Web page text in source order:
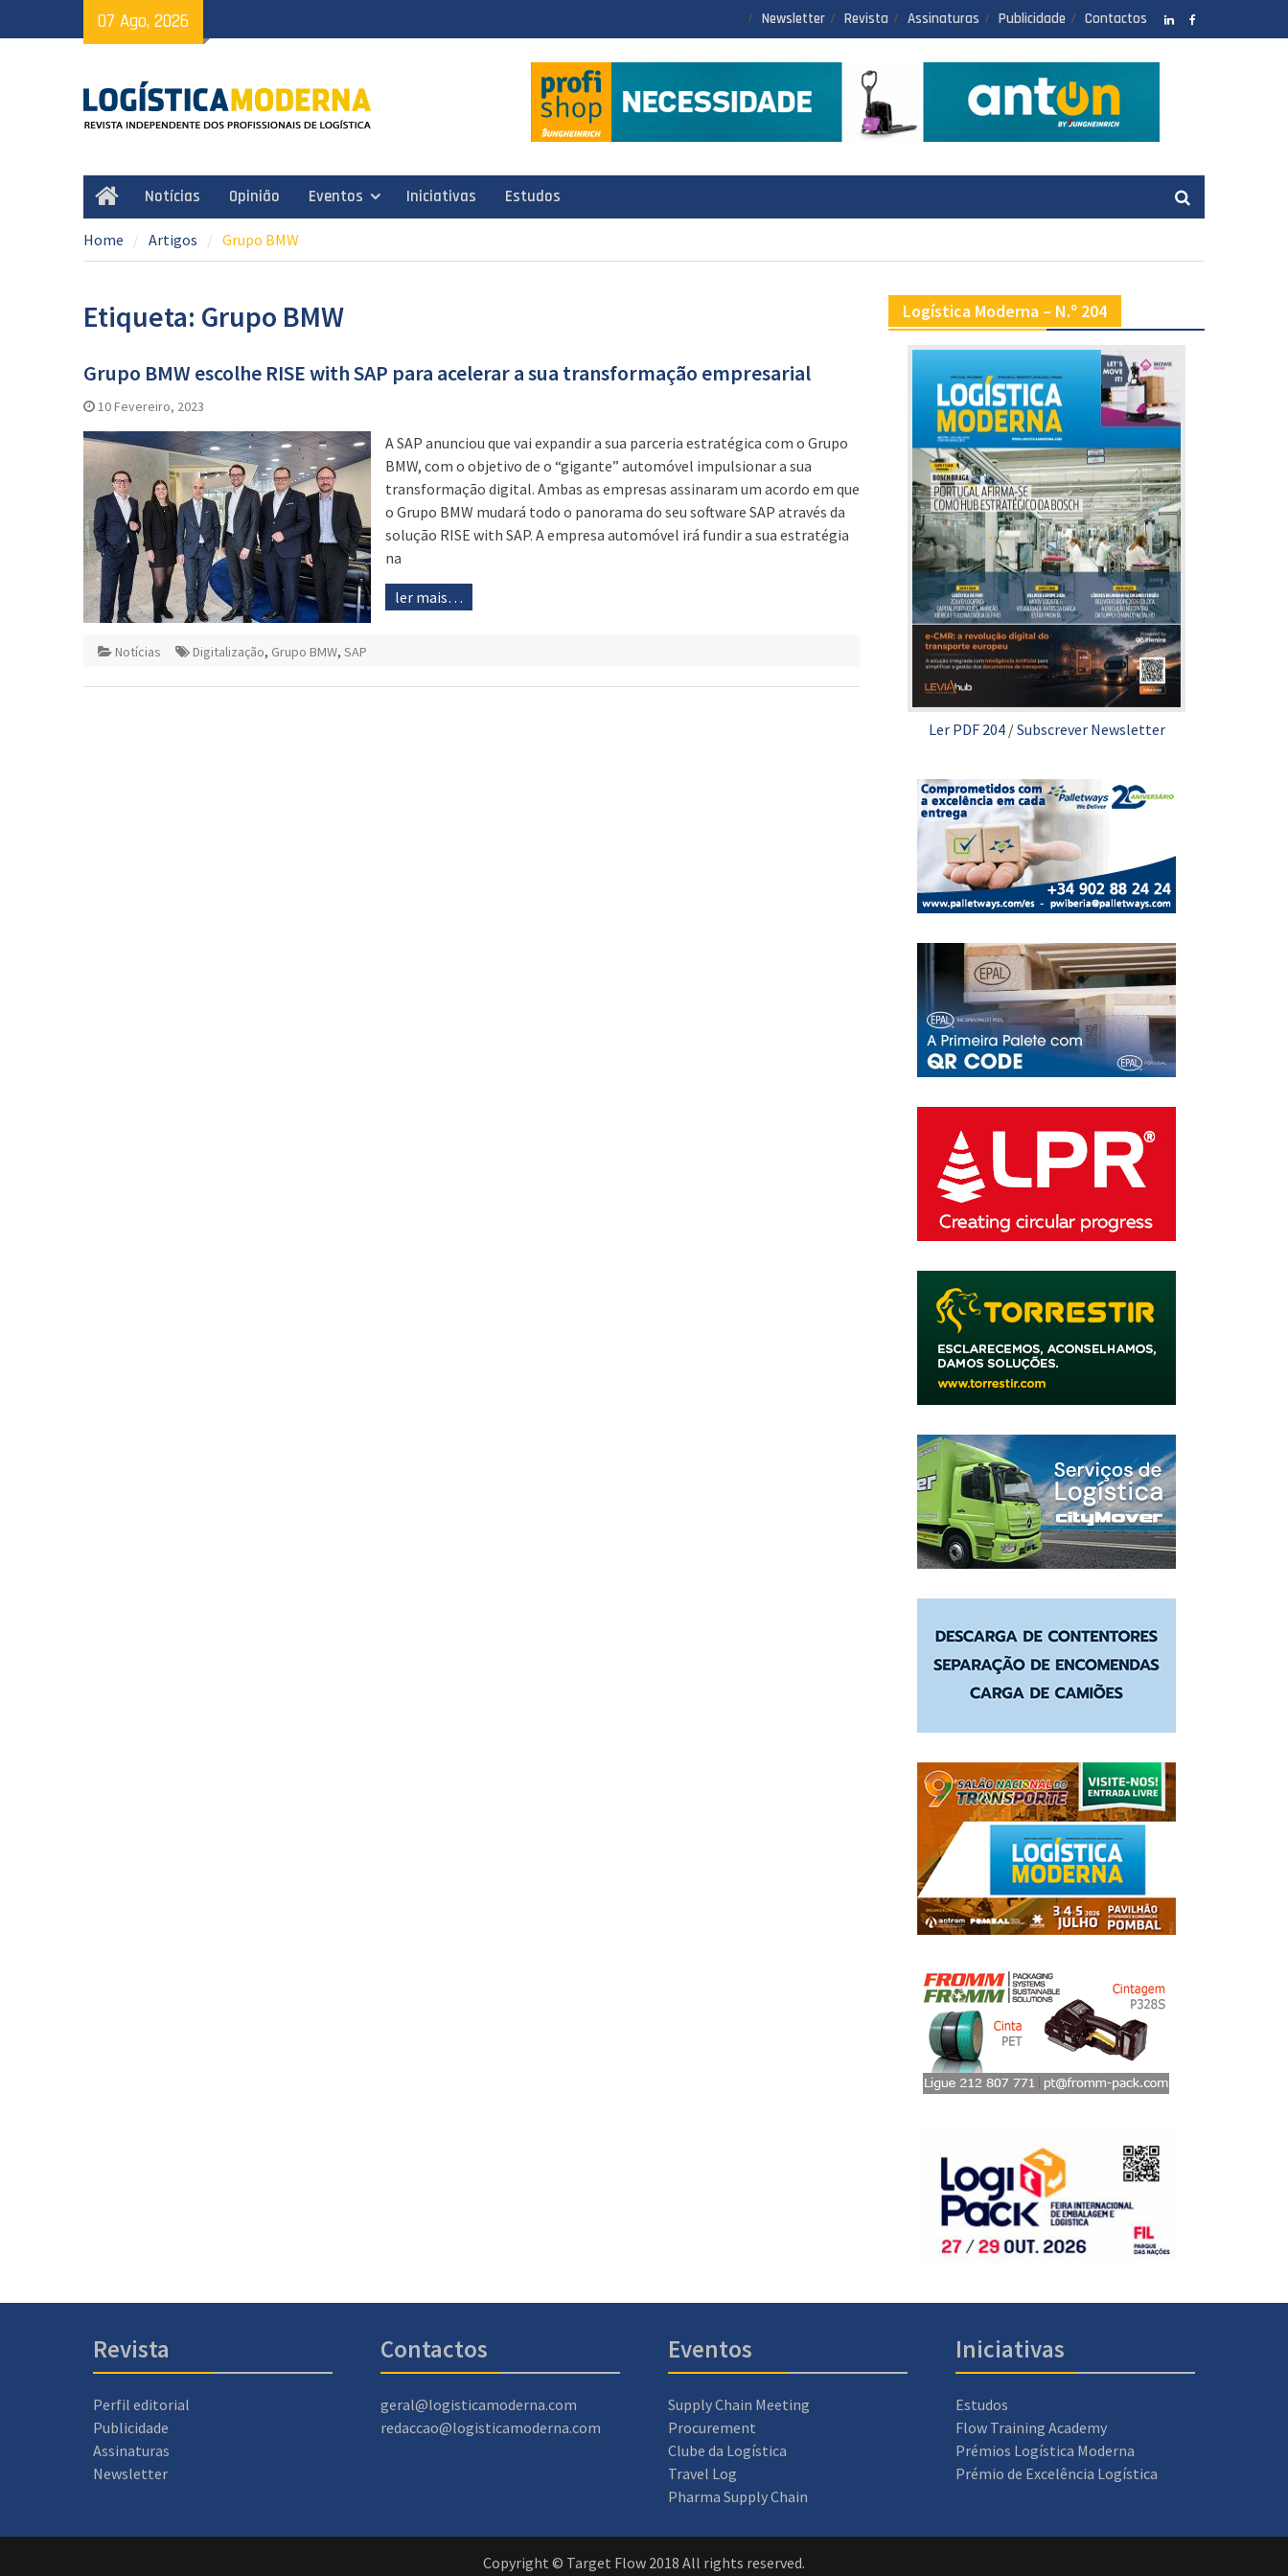
to
07 Ago, 2026 Newsletter Revista Assinaturas Publicidade Contactos
HomeNotícias Opinião Eventos Iniciativas Estudos
Home Artigos Grupo BMW
Etiqueta: Grupo BMW
Grupo BMW escolhe RISE with SAP para acelerar a sua transformação empresarial
10 Fevereiro, 2023
A SAP anunciou que vai expandir a sua parceria estratégica com o Grupo
BMW, com o objetivo de o “gigante” automóvel impulsionar a sua
transformação digital. Ambas as empresas assinaram um acordo em que
o Grupo BMW mudará todo o panorama do seu software SAP através da
solução RISE with SAP. A empresa automóvel irá fundir a sua estratégia
na
ler mais…
Notícias Digitalização, Grupo BMW, SAP
Logística Moderna – N.º 204
Ler PDF 204/Subscrever Newsletter
Revista
Perfil editorial
Publicidade
Assinaturas
Newsletter
Contactos
geral@logisticamoderna.com
redaccao@logisticamoderna.com
Eventos
Supply Chain Meeting
Procurement
Clube da Logística
Travel Log
Pharma Supply Chain
Iniciativas
Estudos
Flow Training Academy
Prémios Logística Moderna
Prémio de Excelência Logística
Copyright © Target Flow 2018 All rights reserved.